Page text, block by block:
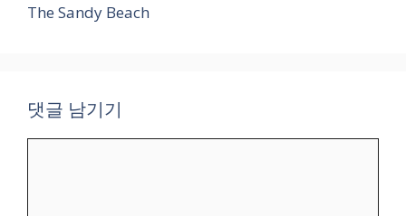
The Sandy Beach
댓글 남기기